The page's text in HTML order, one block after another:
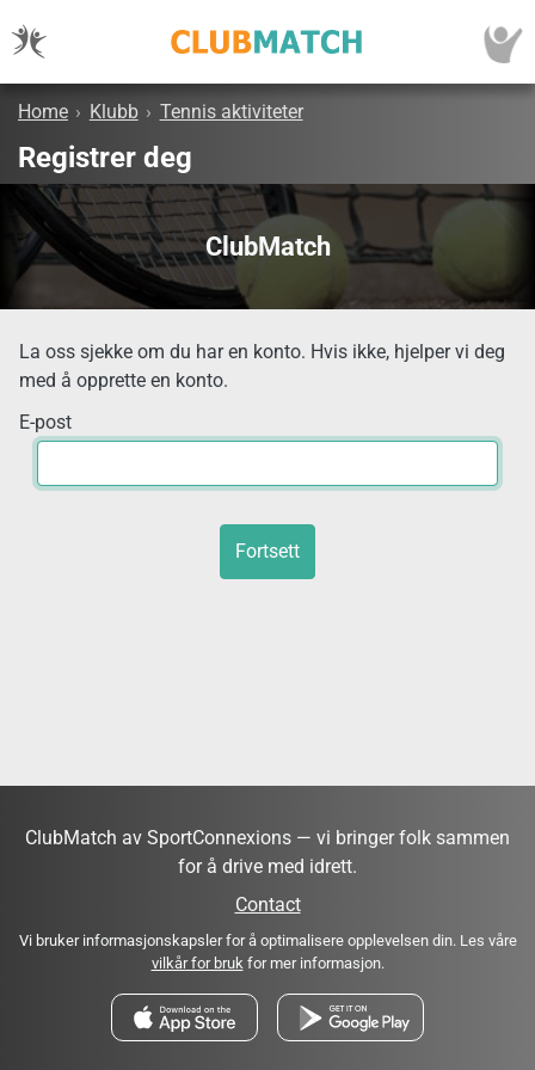
Home › Klubb › Tennis aktiviteter
Registrer deg
ClubMatch
La oss sjekke om du har en konto. Hvis ikke, hjelper vi deg
med å opprette en konto.
E-post
Fortsett
ClubMatch av SportConnexions — vi bringer folk sammen
for å drive med idrett.
Contact
Vi bruker informasjonskapsler for å optimalisere opplevelsen din. Les våre
vilkår for brukfor mer informasjon.